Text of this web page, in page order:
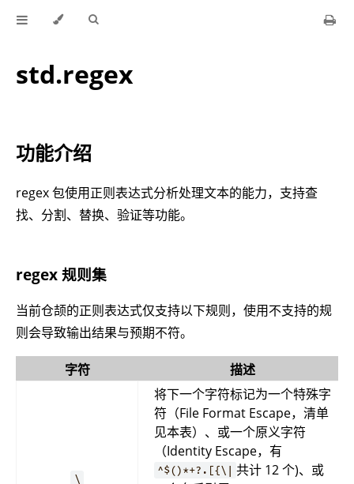
std.regex
功能介绍
regex 包使用正则表达式分析处理文本的能力，支持查
找、分割、替换、验证等功能。
regex 规则集
当前仓颉的正则表达式仅支持以下规则，使用不支持的规
则会导致输出结果与预期不符。
字符 描述
\
将下一个字符标记为一个特殊字
符（File Format Escape，清单
见本表）、或一个原义字符
（Identity Escape，有
^$()*+?.[{\| 共计 12 个)、或